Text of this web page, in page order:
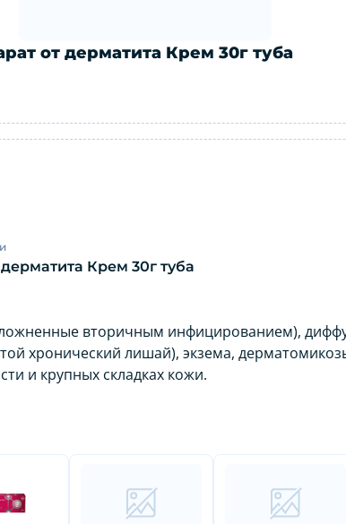
от дерматита Крем 30г туба
от дерматита Крем
Крем 30г туба
вторичным инфицированием),
хронический лишай), экзема,
и крупных складках кожи.